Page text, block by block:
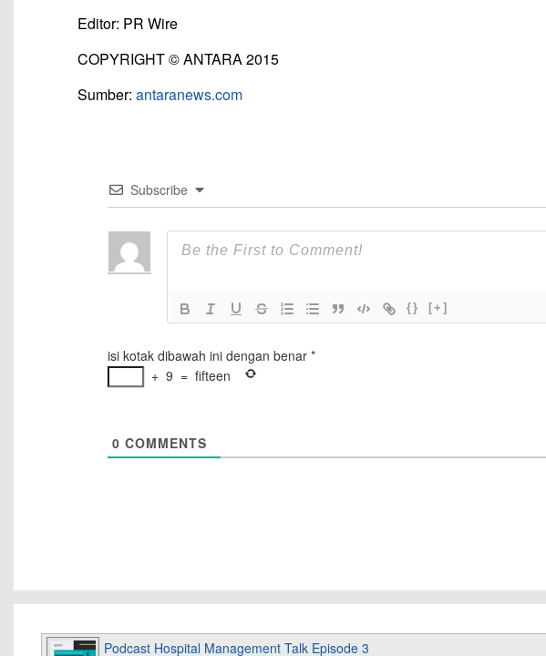
Editor: PR Wire
COPYRIGHT © ANTARA 2015
Sumber: antaranews.com
Subscribe
{} [+]
isi kotak dibawah ini dengan benar*
+ 9 = fifteen
0 COMMENTS
Podcast Hospital Management Talk Episode 3